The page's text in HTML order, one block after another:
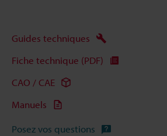
Guides techniques
Fiche technique (PDF)
CAO / CAE
Manuels
Posez vos questions